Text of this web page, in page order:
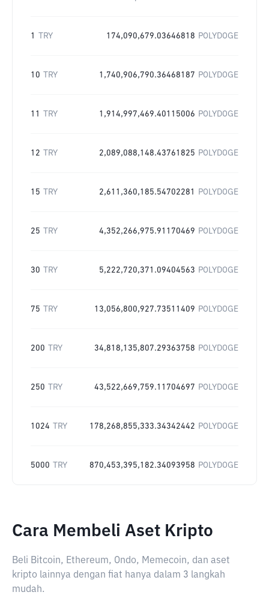
1 TRY 174,090,679.03646818 POLYDOGE
10 TRY 1,740,906,790.36468187 POLYDOGE
11 TRY 1,914,997,469.40115006 POLYDOGE
12 TRY 2,089,088,148.43761825 POLYDOGE
15 TRY 2,611,360,185.54702281 POLYDOGE
25 TRY 4,352,266,975.91170469 POLYDOGE
30 TRY 5,222,720,371.09404563 POLYDOGE
75 TRY 13,056,800,927.73511409 POLYDOGE
200 TRY 34,818,135,807.29363758 POLYDOGE
250 TRY 43,522,669,759.11704697 POLYDOGE
1024 TRY 178,268,855,333.34342442 POLYDOGE
5000 TRY 870,453,395,182.34093958 POLYDOGE
Cara Membeli Aset Kripto
Beli Bitcoin, Ethereum, Ondo, Memecoin, dan aset
kripto lainnya dengan fiat hanya dalam 3 langkah
mudah.